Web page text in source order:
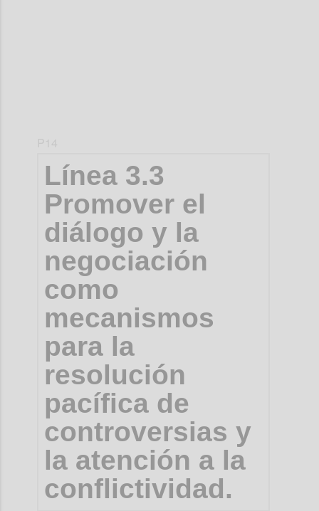
Línea 3.3
Promover el
diálogo y la
negociación
como
mecanismos
para la
resolución
pacífica de
controversias y
la atención a la
conflictividad.